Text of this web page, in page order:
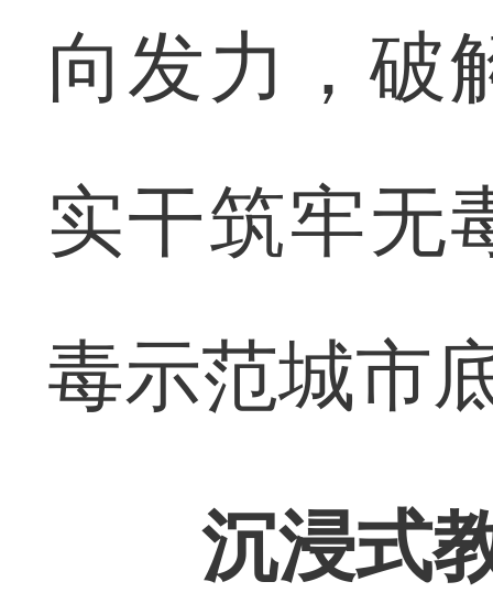
向发力，破
实干筑牢无
毒示范城市
沉浸式